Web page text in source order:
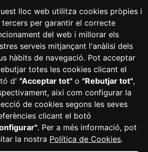
lloc web utilitza cookies pròpies i
tercers per garantir el correcte
del web i millorar els
serveis mitjançant l'anàlisi dels
hàbits de navegació. Pot acceptar
totes les cookies clicant el
d'"Acceptar tot" o"Rebutjar tot",
així com configurar la
de cookies segons les seves
clicant el botó
. Per a més informació, pot
la nostra Política de Cookies.
del Mercadal · 43201 Reus
977 010 010
|reus.cat